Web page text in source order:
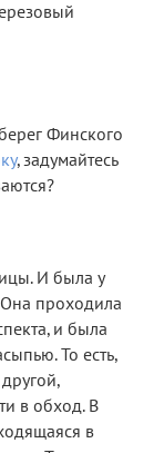
Финского
, задумайтесь
И была у
Она проходила
и была
То есть,
в обход. В
в